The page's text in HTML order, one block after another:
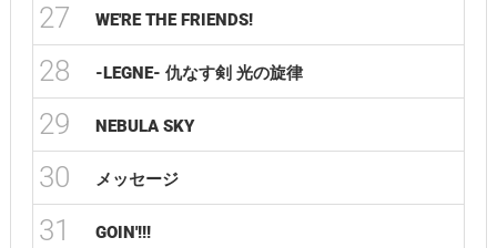
27 WE'RE THE FRIENDS!
28 -LEGNE- 仇なす剣 光の旋律
29 NEBULA SKY
30 メッセージ
31 GOIN'!!!